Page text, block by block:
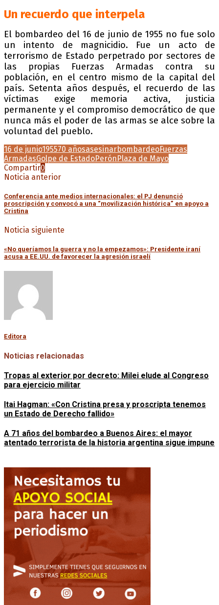
Un recuerdo que interpela
El bombardeo del 16 de junio de 1955 no fue solo
un intento de magnicidio. Fue un acto de
terrorismo de Estado perpetrado por sectores de
las propias Fuerzas Armadas contra su
población, en el centro mismo de la capital del
país. Setenta años después, el recuerdo de las
víctimas exige memoria activa, justicia
permanente y el compromiso democrático de que
nunca más el poder de las armas se alce sobre la
voluntad del pueblo.
16 de junio195570 añosasesinarbombardeoFuerzas
ArmadasGolpe de EstadoPerónPlaza de Mayo
Compartir0
Noticia anterior
Conferencia ante medios internacionales: el PJ denunció
proscripción y convocó a una “movilización histórica” en apoyo a
Cristina
Noticia siguiente
«No queríamos la guerra y no la empezamos»: Presidente iraní
acusa a EE.UU. de favorecer la agresión israelí
Editora
Noticias relacionadas
Tropas al exterior por decreto: Milei elude al Congreso
para ejercicio militar
Itai Hagman: «Con Cristina presa y proscripta tenemos
un Estado de Derecho fallido»
A 71 años del bombardeo a Buenos Aires: el mayor
atentado terrorista de la historia argentina sigue impune